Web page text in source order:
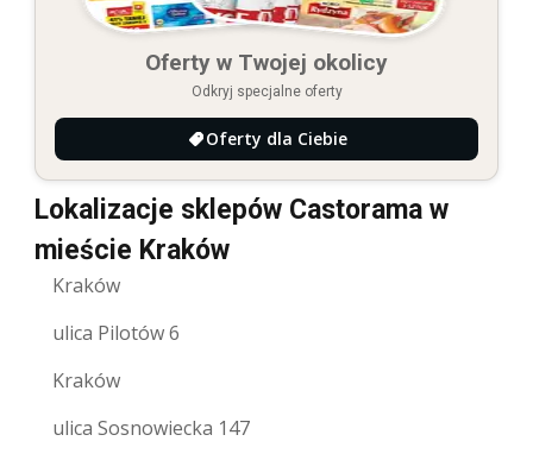
Oferty w Twojej okolicy
Odkryj specjalne oferty
Oferty dla Ciebie
Lokalizacje sklepów Castorama w
mieście Kraków
Kraków
ulica Pilotów 6
Kraków
ulica Sosnowiecka 147